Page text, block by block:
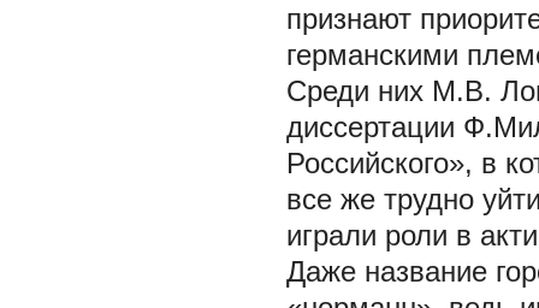
признают
германскими
Среди них М.В.
диссертации
Российского», в
все же трудно
играли роли в
Даже название